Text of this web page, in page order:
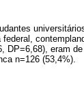
DP=6,68), eram
n=126 (53,4%).